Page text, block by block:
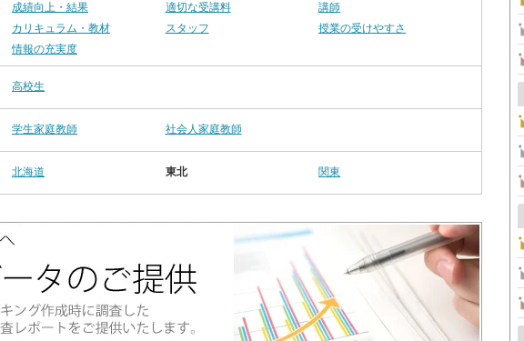
成績向上・結果 適切な受講料
講師
カリキュラム・教材
スタッフ
授業の受けやすさ
情報の充実度
高校生
学生家庭教師 社会人家庭教師
北海道 東北 関東